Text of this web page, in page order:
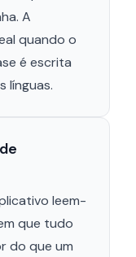
A
quando o
é escrita
línguas.
leem-
que tudo
do que um